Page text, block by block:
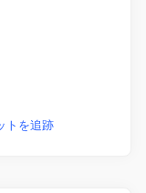
トを追跡